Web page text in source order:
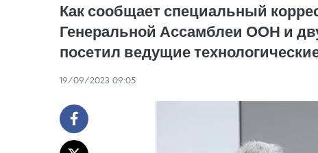
Как сообщает специальный
Генеральной Ассамблеи ООН и
посетил ведущие
19/09/2023 09:05